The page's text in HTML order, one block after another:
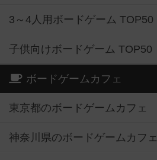
3～4人用ボードゲーム TOP50
子供向けボードゲーム TOP50
ボードゲームカフェ
東京都のボードゲームカフェ
神奈川県のボードゲームカフェ